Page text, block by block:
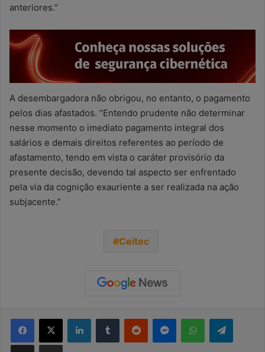
anteriores.”
A desembargadora não obrigou, no entanto, o pagamento
pelos dias afastados. “Entendo prudente não determinar
nesse momento o imediato pagamento integral dos
salários e demais direitos referentes ao período de
afastamento, tendo em vista o caráter provisório da
presente decisão, devendo tal aspecto ser enfrentado
pela via da cognição exauriente a ser realizada na ação
subjacente.”
Ceitec